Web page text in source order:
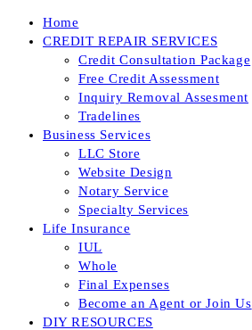
Skip
Home
CREDIT REPAIR SERVICES
Credit Consultation Package
Free Credit Assessment
Inquiry Removal Assesment
Tradelines
Business Services
LLC Store
Website Design
Notary Service
Specialty Services
Life Insurance
IUL
Whole
Final Expenses
Become an Agent or Join Us
DIY RESOURCES